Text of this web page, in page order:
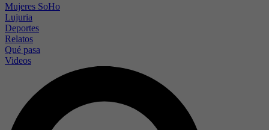
Mujeres SoHo
Lujuria
Deportes
Relatos
Qué pasa
Videos